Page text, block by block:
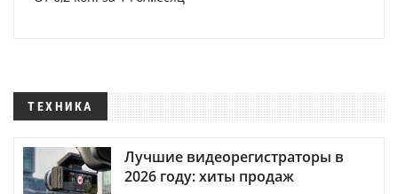
ТЕХНИКА
Лучшие видеорегистраторы в
2026 году: хиты продаж